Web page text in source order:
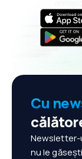
Cu
Newsletter-
nu le